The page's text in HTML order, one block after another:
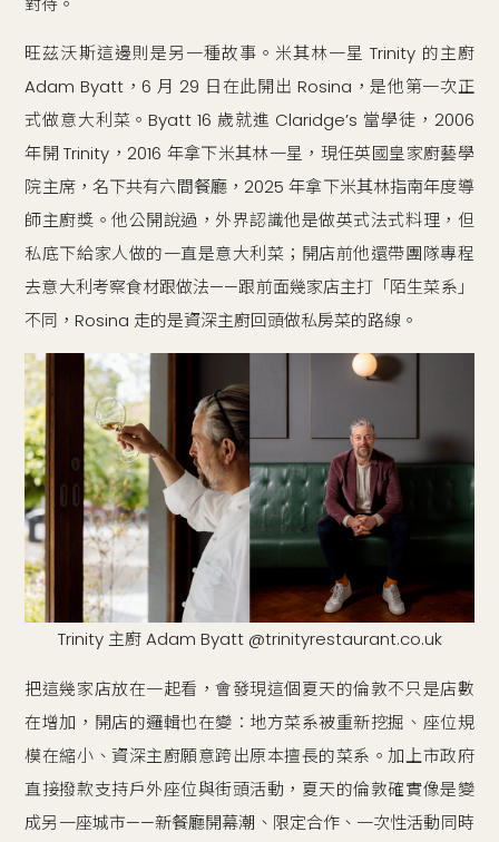
旺茲沃斯這邊則是另一種故事。米其林一星 Trinity 的主廚
Adam Byatt，6 月 29 日在此開出 Rosina，是他第一次正
式做意大利菜。Byatt 16 歲就進 Claridge’s 當學徒，2006
年開 Trinity，2016 年拿下米其林一星，現任英國皇家廚藝學
院主席，名下共有六間餐廳，2025 年拿下米其林指南年度導
師主廚獎。他公開說過，外界認識他是做英式法式料理，但
私底下給家人做的一直是意大利菜；開店前他還帶團隊專程
去意大利考察食材跟做法——跟前面幾家店主打「陌生菜系」
不同，Rosina 走的是資深主廚回頭做私房菜的路線。
Trinity 主廚 Adam Byatt @trinityrestaurant.co.uk
把這幾家店放在一起看，會發現這個夏天的倫敦不只是店數
在增加，開店的邏輯也在變：地方菜系被重新挖掘、座位規
模在縮小、資深主廚願意跨出原本擅長的菜系。加上市政府
直接撥款支持戶外座位與街頭活動，夏天的倫敦確實像是變
成另一座城市——新餐廳開幕潮、限定合作、一次性活動同時